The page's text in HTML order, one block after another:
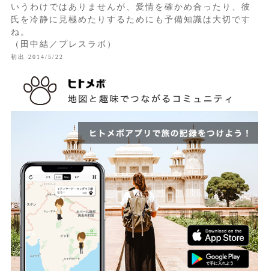
いうわけではありませんが、愛情を確かめ合ったり、彼
氏を冷静に見極めたりするためにも予備知識は大切です
ね。
（田中結／プレスラボ）
初出 2014/5/22